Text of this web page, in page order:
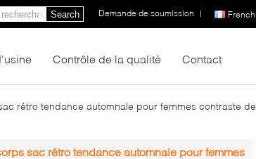
French
Demande de soumission |
Search
Contrôle de la qualité Contact
rétro tendance automnale pour femmes contraste de
sac rétro tendance automnale pour femmes